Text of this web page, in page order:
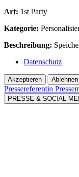
Art: 1st Party
Kategorie:
Beschreibung:
Datenschutz
Akzeptieren Ablehnen
Pressereferentin
PRESSE & SOCIAL